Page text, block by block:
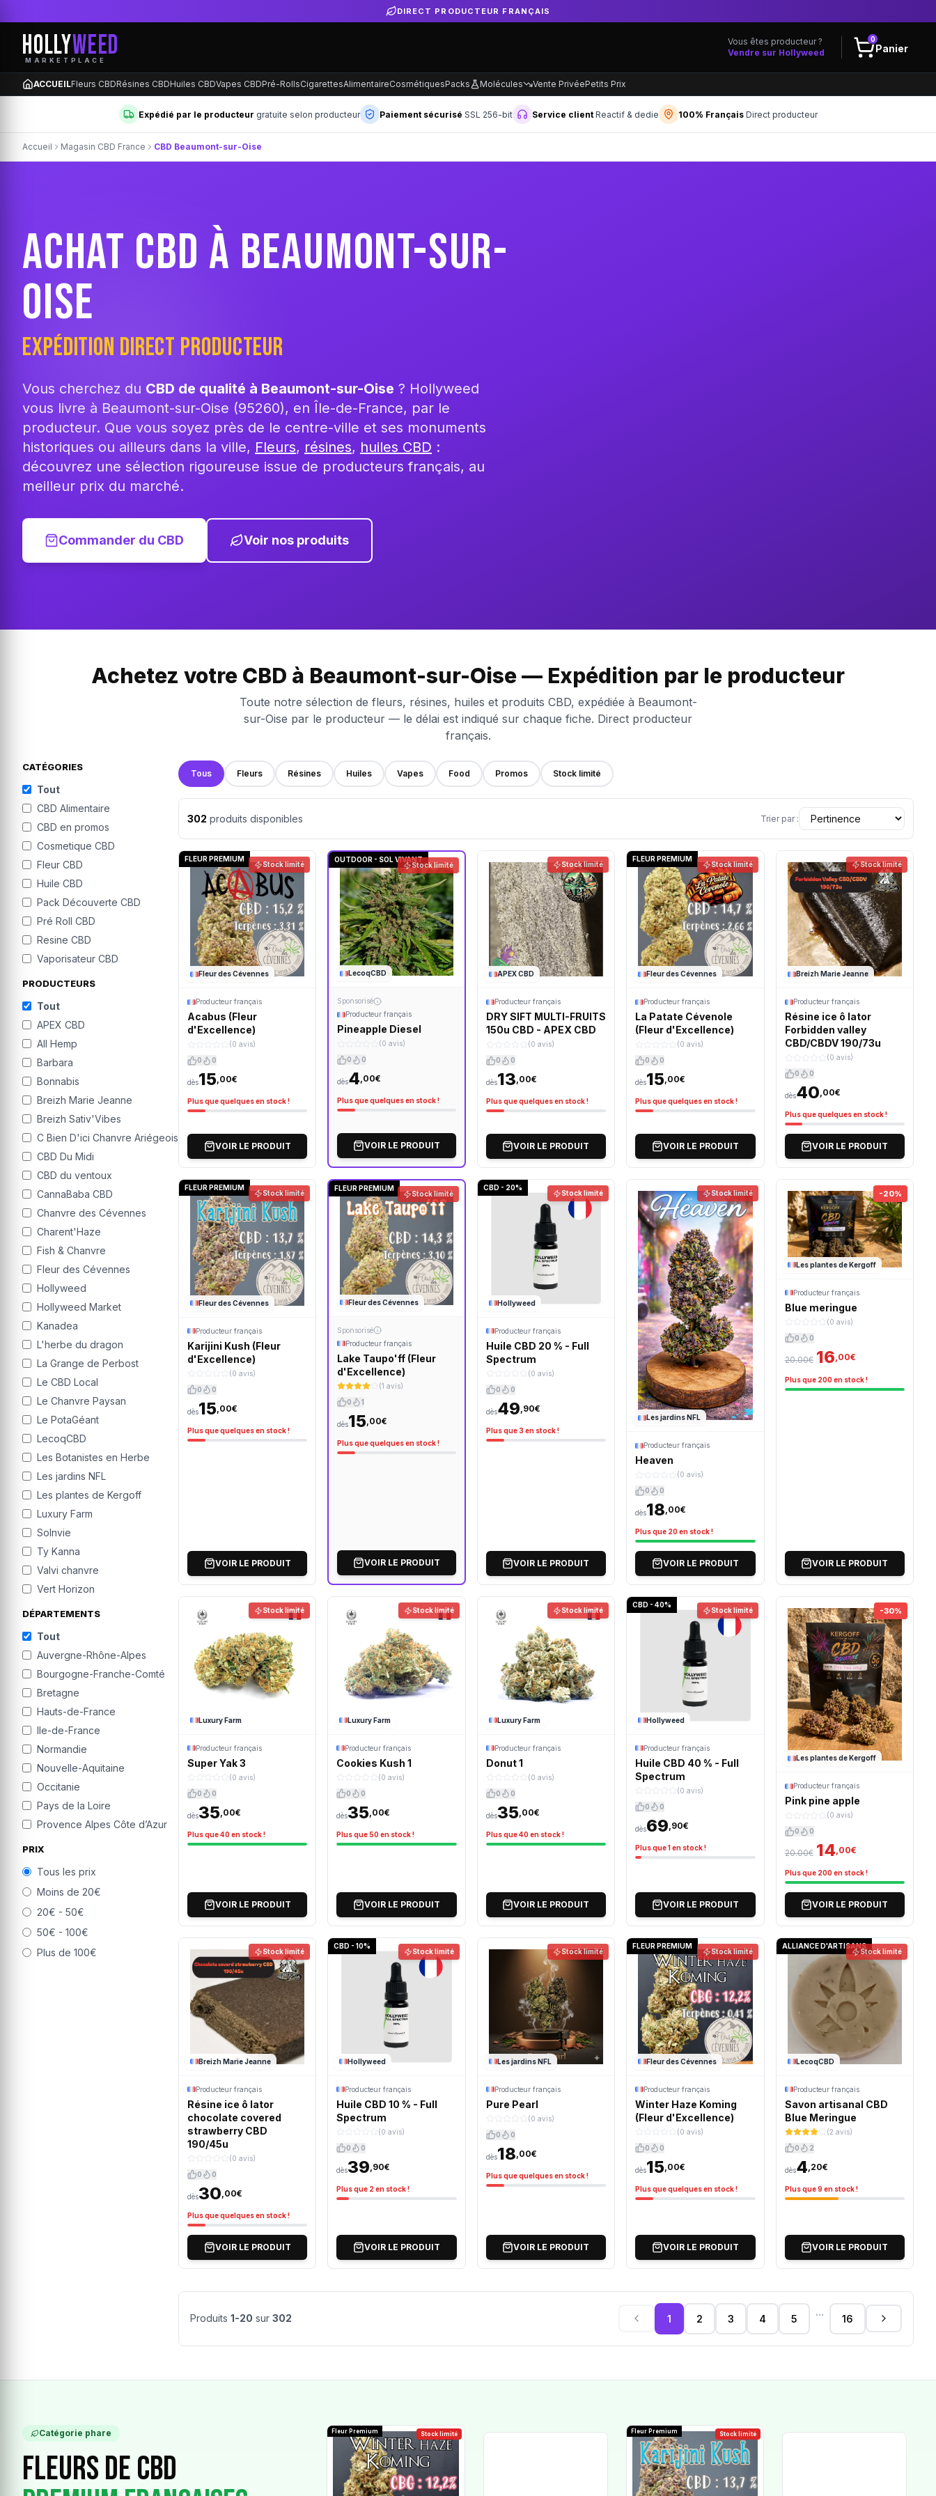
DIRECT PRODUCTEUR FRANÇAIS
HOLLYWEED
MARKETPLACE
Vous êtes producteur ?
Vendre sur Hollyweed
0
Panier
ACCUEILFleurs CBDRésines CBDHuiles CBDVapes CBDPré-RollsCigarettesAlimentaireCosmétiquesPacks Molécules Vente PrivéePetits Prix
Expédié par le producteur gratuite selon producteur Paiement sécurisé SSL 256-bit Service client Reactif & dedie 100% Français Direct producteur
Accueil Magasin CBD France CBD Beaumont-sur-Oise
ACHAT CBD À BEAUMONT-SUR-
OISE
EXPÉDITION DIRECT PRODUCTEUR
Vous cherchez du CBD de qualité à Beaumont-sur-Oise ? Hollyweed
vous livre à Beaumont-sur-Oise (95260), en Île-de-France, par le
producteur. Que vous soyez près de le centre-ville et ses monuments
historiques ou ailleurs dans la ville, Fleurs, résines, huiles CBD :
découvrez une sélection rigoureuse issue de producteurs français, au
meilleur prix du marché.
Commander du CBD Voir nos produits
Achetez votre CBD à Beaumont-sur-Oise — Expédition par le producteur
Toute notre sélection de fleurs, résines, huiles et produits CBD, expédiée à Beaumont-
sur-Oise par le producteur — le délai est indiqué sur chaque fiche. Direct producteur
français.
CATÉGORIES
Tout
CBD Alimentaire
CBD en promos
Cosmetique CBD
Fleur CBD
Huile CBD
Pack Découverte CBD
Pré Roll CBD
Resine CBD
Vaporisateur CBD
PRODUCTEURS
Tout
APEX CBD
All Hemp
Barbara
Bonnabis
Breizh Marie Jeanne
Breizh Sativ'Vibes
C Bien D'ici Chanvre Ariégeois
CBD Du Midi
CBD du ventoux
CannaBaba CBD
Chanvre des Cévennes
Charent'Haze
Fish & Chanvre
Fleur des Cévennes
Hollyweed
Hollyweed Market
Kanadea
L'herbe du dragon
La Grange de Perbost
Le CBD Local
Le Chanvre Paysan
Le PotaGéant
LecoqCBD
Les Botanistes en Herbe
Les jardins NFL
Les plantes de Kergoff
Luxury Farm
Solnvie
Ty Kanna
Valvi chanvre
Vert Horizon
DÉPARTEMENTS
Tout
Auvergne-Rhône-Alpes
Bourgogne-Franche-Comté
Bretagne
Hauts-de-France
Ile-de-France
Normandie
Nouvelle-Aquitaine
Occitanie
Pays de la Loire
Provence Alpes Côte d’Azur
PRIX
Tous les prix
Moins de 20€
20€ - 50€
50€ - 100€
Plus de 100€
Tous Fleurs Résines Huiles Vapes Food Promos Stock limité
302 produits disponibles Trier par :
Stock limité
FLEUR PREMIUM
Fleur des Cévennes
Producteur français
Acabus (Fleur
d'Excellence)
(0 avis)
0
0
dès15,00€
Plus que quelques en stock !
VOIR LE PRODUIT
Stock limité
OUTDOOR - SOL VIVANT
LecoqCBD
Sponsorisé
Producteur français
Pineapple Diesel
(0 avis)
0
0
dès4,00€
Plus que quelques en stock !
VOIR LE PRODUIT
Stock limité
APEX CBD
Producteur français
DRY SIFT MULTI-FRUITS
150u CBD - APEX CBD
(0 avis)
0
0
dès13,00€
Plus que quelques en stock !
VOIR LE PRODUIT
Stock limité
FLEUR PREMIUM
Fleur des Cévennes
Producteur français
La Patate Cévenole
(Fleur d'Excellence)
(0 avis)
0
0
dès15,00€
Plus que quelques en stock !
VOIR LE PRODUIT
Stock limité
Breizh Marie Jeanne
Producteur français
Résine ice ô lator
Forbidden valley
CBD/CBDV 190/73u
(0 avis)
0
0
dès40,00€
Plus que quelques en stock !
VOIR LE PRODUIT
Stock limité
FLEUR PREMIUM
Fleur des Cévennes
Producteur français
Karijini Kush (Fleur
d'Excellence)
(0 avis)
0
0
dès15 ,00€
Plus que quelques en stock !
VOIR LE PRODUIT
Stock limité
FLEUR PREMIUM
Fleur des Cévennes
Sponsorisé
Producteur français
Lake Taupo'ff (Fleur
d'Excellence)
(1 avis)
0
1
dès15 ,00€
Plus que quelques en stock !
VOIR LE PRODUIT
Stock limité
CBD - 20%
Hollyweed
Producteur français
Huile CBD 20 % - Full
Spectrum
(0 avis)
0
0
dès49 ,90€
Plus que 3 en stock !
VOIR LE PRODUIT
Stock limité
Les jardins NFL
Producteur français
Heaven
(0 avis)
0
0
dès18,00€
Plus que 20 en stock !
VOIR LE PRODUIT
-20%
Les plantes de Kergoff
Producteur français
Blue meringue
(0 avis)
0
0
20.00€ 16 ,00€
Plus que 200 en stock !
VOIR LE PRODUIT
Stock limité
Luxury Farm
Producteur français
Super Yak 3
(0 avis)
0
0
dès35 ,00€
Plus que 40 en stock !
VOIR LE PRODUIT
Stock limité
Luxury Farm
Producteur français
Cookies Kush 1
(0 avis)
0
0
dès35 ,00€
Plus que 50 en stock !
VOIR LE PRODUIT
Stock limité
Luxury Farm
Producteur français
Donut 1
(0 avis)
0
0
dès35,00€
Plus que 40 en stock !
VOIR LE PRODUIT
Stock limité
CBD - 40%
Hollyweed
Producteur français
Huile CBD 40 % - Full
Spectrum
(0 avis)
0
0
dès69 ,90€
Plus que 1 en stock !
VOIR LE PRODUIT
-30%
Les plantes de Kergoff
Producteur français
Pink pine apple
(0 avis)
0
0
20.00€ 14,00€
Plus que 200 en stock !
VOIR LE PRODUIT
Stock limité
Breizh Marie Jeanne
Producteur français
Résine ice ô lator
chocolate covered
strawberry CBD
190/45u
(0 avis)
0
0
dès30 ,00€
Plus que quelques en stock !
VOIR LE PRODUIT
Stock limité
CBD - 10%
Hollyweed
Producteur français
Huile CBD 10 % - Full
Spectrum
(0 avis)
0
0
dès39 ,90€
Plus que 2 en stock !
VOIR LE PRODUIT
Stock limité
Les jardins NFL
Producteur français
Pure Pearl
(0 avis)
0
0
dès18 ,00€
Plus que quelques en stock !
VOIR LE PRODUIT
Stock limité
FLEUR PREMIUM
Fleur des Cévennes
Producteur français
Winter Haze Koming
(Fleur d'Excellence)
(0 avis)
0
0
dès15 ,00€
Plus que quelques en stock !
VOIR LE PRODUIT
Stock limité
ALLIANCE D'ARTISANS
LecoqCBD
Producteur français
Savon artisanal CBD
Blue Meringue
(2 avis)
0
2
dès4 ,20€
Plus que 9 en stock !
VOIR LE PRODUIT
Produits 1-20 sur 302 1 2 3 4 5
...
16
Catégorie phare
Fleurs de CBD
Stock limité
Fleur Premium Stock limité
Fleur Premium